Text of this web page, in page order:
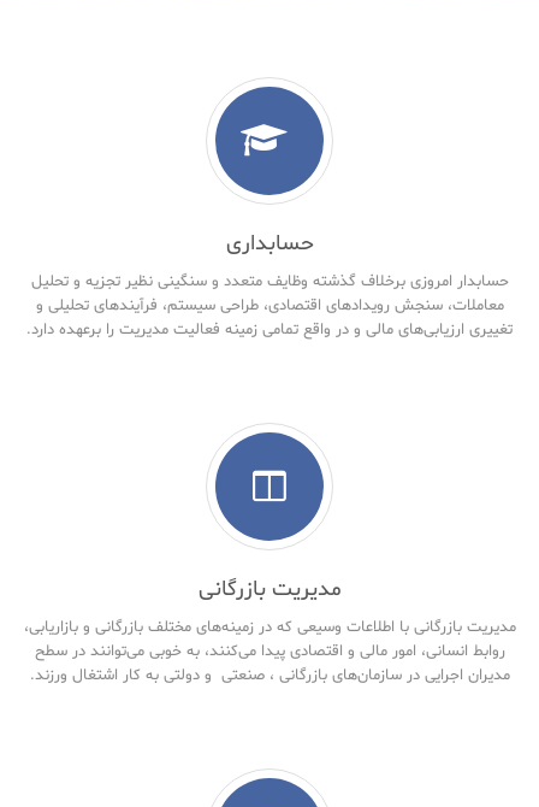
حسابداری
حسابدار امروزی برخلاف گذشته وظایف متعدد و سنگینی نظیر تجزیه و تحلیل
معاملات، سنجش رویدادهای اقتصادی، طراحی سیستم، فرآیندهای تحلیلی و
تغییری ارزیابی‌های مالی و در واقع تمامی زمینه فعالیت مدیریت را برعهده دارد.
مدیریت بازرگانی
مدیریت بازرگانی با اطلاعات وسیعی که در زمینه‌های مختلف بازرگانی و بازاریابی،
روابط انسانی، امور مالی و اقتصادی پیدا می‌کنند، به خوبی می‌توانند در سطح
مدیران اجرایی در سازمان‌های بازرگانی ، صنعتی و دولتی به کار اشتغال ورزند.